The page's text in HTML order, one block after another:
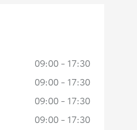
09:00 - 17:30
09:00 - 17:30
09:00 - 17:30
09:00 - 17:30